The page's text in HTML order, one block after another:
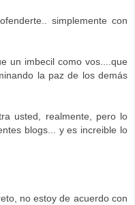
simplemente con
un imbecil como vos....que
la paz de los demás
usted, realmente, pero lo
blogs... y es increible lo
no estoy de acuerdo con